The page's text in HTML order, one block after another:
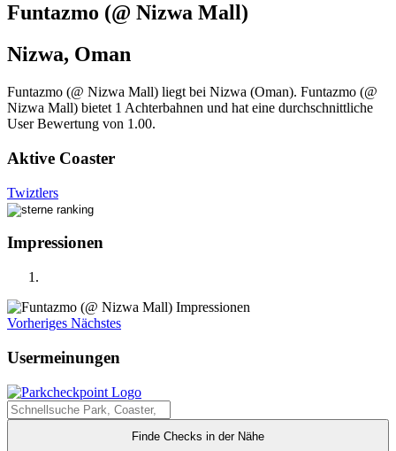
Funtazmo (@ Nizwa Mall)
Nizwa, Oman
Funtazmo (@ Nizwa Mall) liegt bei Nizwa (Oman). Funtazmo (@
Nizwa Mall) bietet 1 Achterbahnen und hat eine durchschnittliche
User Bewertung von 1.00.
Aktive Coaster
Twiztlers
Impressionen
Vorheriges Nächstes
Usermeinungen
Finde Checks in der Nähe